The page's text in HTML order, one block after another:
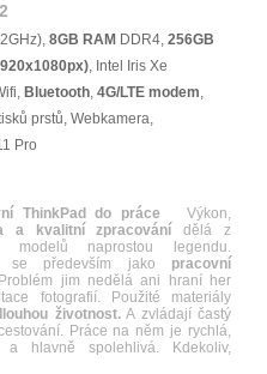
8GB RAM DDR4, 256GB
, Intel Iris Xe
Bluetooth, 4G/LTE modem,
prstů, Webkamera,
Pro
ThinkPad do práce Výkon,
a kvalitní zpracování dělá z
modelů naprostou legendu.
se především jako pracovní
Problém jim nedělá ani hraní her
fotografií. Použité materiály
životnost.A zvládají častý
Práce na něm je rychlá,
a hlavně spolehlivá. Kdekoliv,